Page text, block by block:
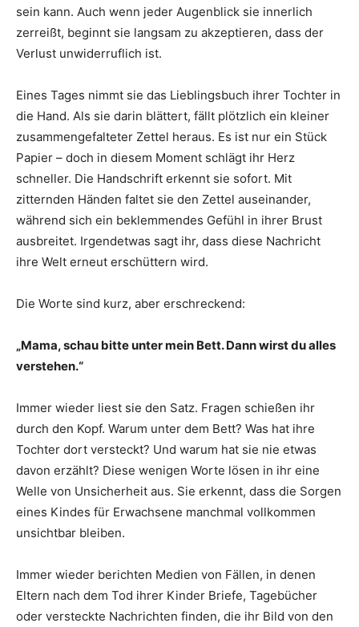
sein kann. Auch wenn jeder Augenblick sie innerlich
zerreißt, beginnt sie langsam zu akzeptieren, dass der
Verlust unwiderruflich ist.
Eines Tages nimmt sie das Lieblingsbuch ihrer Tochter in
die Hand. Als sie darin blättert, fällt plötzlich ein kleiner
zusammengefalteter Zettel heraus. Es ist nur ein Stück
Papier – doch in diesem Moment schlägt ihr Herz
schneller. Die Handschrift erkennt sie sofort. Mit
zitternden Händen faltet sie den Zettel auseinander,
während sich ein beklemmendes Gefühl in ihrer Brust
ausbreitet. Irgendetwas sagt ihr, dass diese Nachricht
ihre Welt erneut erschüttern wird.
Die Worte sind kurz, aber erschreckend:
„Mama, schau bitte unter mein Bett. Dann wirst du alles
verstehen.“
Immer wieder liest sie den Satz. Fragen schießen ihr
durch den Kopf. Warum unter dem Bett? Was hat ihre
Tochter dort versteckt? Und warum hat sie nie etwas
davon erzählt? Diese wenigen Worte lösen in ihr eine
Welle von Unsicherheit aus. Sie erkennt, dass die Sorgen
eines Kindes für Erwachsene manchmal vollkommen
unsichtbar bleiben.
Immer wieder berichten Medien von Fällen, in denen
Eltern nach dem Tod ihrer Kinder Briefe, Tagebücher
oder versteckte Nachrichten finden, die ihr Bild von den